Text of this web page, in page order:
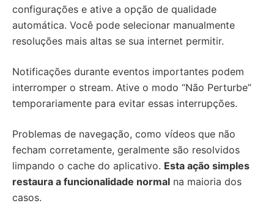
configurações e ative a opção de qualidade
automática. Você pode selecionar manualmente
resoluções mais altas se sua internet permitir.
Notificações durante eventos importantes podem
interromper o stream. Ative o modo “Não Perturbe”
temporariamente para evitar essas interrupções.
Problemas de navegação, como vídeos que não
fecham corretamente, geralmente são resolvidos
limpando o cache do aplicativo. Esta ação simples
restaura a funcionalidade normal na maioria dos
casos.